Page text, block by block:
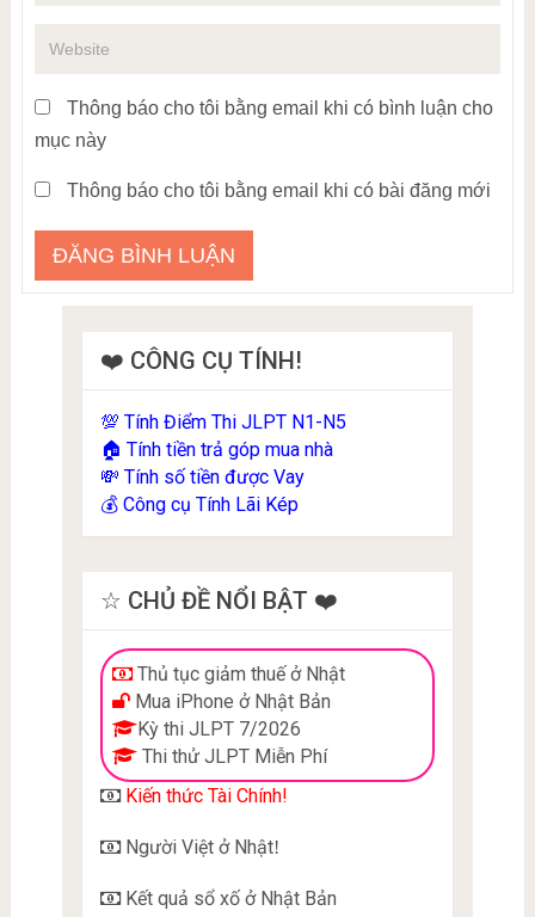
Thông báo cho tôi bằng email khi có bình luận cho
mục này
Thông báo cho tôi bằng email khi có bài đăng mới
❤️ CÔNG CỤ TÍNH!
💯 Tính Điểm Thi JLPT N1-N5
🏠 Tính tiền trả góp mua nhà
💸 Tính số tiền được Vay
💰 Công cụ Tính Lãi Kép
☆ CHỦ ĐỀ NỔI BẬT ❤️
Thủ tục giảm thuế ở Nhật
Mua iPhone ở Nhật Bản
Kỳ thi JLPT 7/2026
Thi thử JLPT Miễn Phí
Kiến thức Tài Chính!
Người Việt ở Nhật!
Kết quả sổ xố ở Nhật Bản